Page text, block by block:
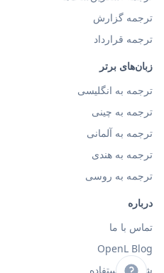
ترجمه گزارش
ترجمه قرارداد
زبان‌های برتر
ترجمه به انگلیسی
ترجمه به چینی
ترجمه به آلمانی
ترجمه به هندی
ترجمه به روسی
درباره
تماس با ما
OpenL Blog
شرایط استفاده